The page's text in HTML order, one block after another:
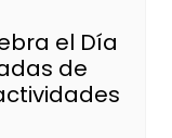
el Día
de